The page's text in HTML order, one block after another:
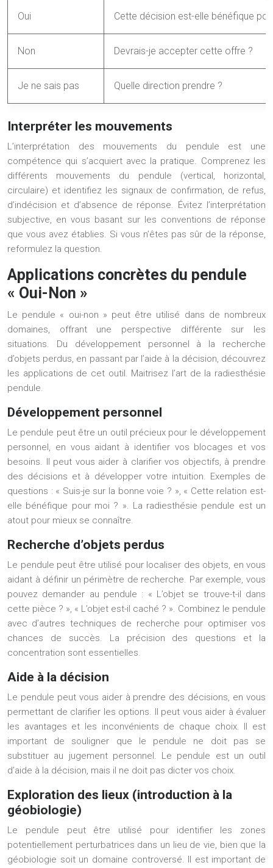
Oui Cette décision est-elle bénéfique
Non Devrais-je accepter cette offre ?
Je ne sais pas Quelle direction prendre ?
Interpréter les mouvements
L’interprétation des mouvements du pendule est une
compétence qui s’acquiert avec la pratique. Comprenez les
différents mouvements du pendule (vertical, horizontal,
circulaire) et identifiez les signaux de confirmation, de refus,
d’indécision et d’absence de réponse. Évitez l’interprétation
subjective, en vous basant sur les conventions de réponse
que vous avez établies. Si vous n’êtes pas sûr de la réponse,
reformulez la question.
Applications concrètes du pendule
« Oui-Non »
Le pendule « oui-non » peut être utilisé dans de nombreux
domaines, offrant une perspective différente sur les
situations. Du développement personnel à la recherche
d’objets perdus, en passant par l’aide à la décision, découvrez
les applications de cet outil. Maitrisez l’art de la radiesthésie
pendule.
Développement personnel
Le pendule peut être un outil précieux pour le développement
personnel, en vous aidant à identifier vos blocages et vos
besoins. Il peut vous aider à clarifier vos objectifs, à prendre
des décisions et à développer votre intuition. Exemples de
questions : « Suis-je sur la bonne voie ? », « Cette relation est-
elle bénéfique pour moi ? ». La radiesthésie pendule est un
atout pour mieux se connaître.
Recherche d’objets perdus
Le pendule peut être utilisé pour localiser des objets, en vous
aidant à définir un périmètre de recherche. Par exemple, vous
pouvez demander au pendule : « L’objet se trouve-t-il dans
cette pièce ? », « L’objet est-il caché ? ». Combinez le pendule
avec d’autres techniques de recherche pour optimiser vos
chances de succès. La précision des questions et la
concentration sont essentielles.
Aide à la décision
Le pendule peut vous aider à prendre des décisions, en vous
permettant de clarifier les options. Il peut vous aider à évaluer
les avantages et les inconvénients de chaque choix. Il est
important de souligner que le pendule ne doit pas se
substituer au jugement personnel. Le pendule est un outil
d’aide à la décision, mais il ne doit pas dicter vos choix.
Exploration des lieux (introduction à la
géobiologie)
Le pendule peut être utilisé pour identifier les zones
potentiellement perturbatrices dans un lieu de vie, bien que la
géobiologie soit un domaine controversé. Il est important de